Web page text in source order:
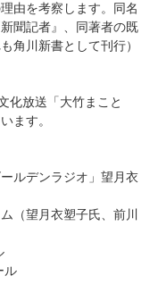
由を考察します。同名
聞記者』、同著者の既
角川新書として刊行）
化放送「大竹まこと
ます。
ルデンラジオ」望月衣
（望月衣塑子氏、前川
ル